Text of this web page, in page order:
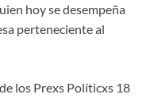
hoy se desempeña
perteneciente al
los Prexs Políticxs 18